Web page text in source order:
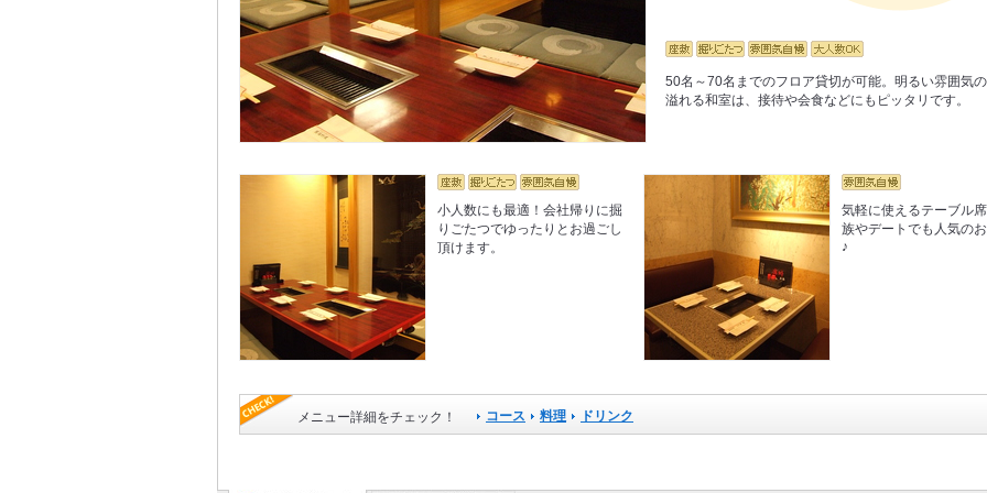
50名～70名までのフロア貸切が可能。明るい雰囲気
溢れる和室は、接待や会食などにもピッタリです。
小人数にも最適！会社帰りに掘
りごたつでゆったりとお過ごし
頂けます。
気軽に使えるテーブル
族やデートでも人気の
♪
メニュー詳細をチェック！ コース 料理 ドリンク